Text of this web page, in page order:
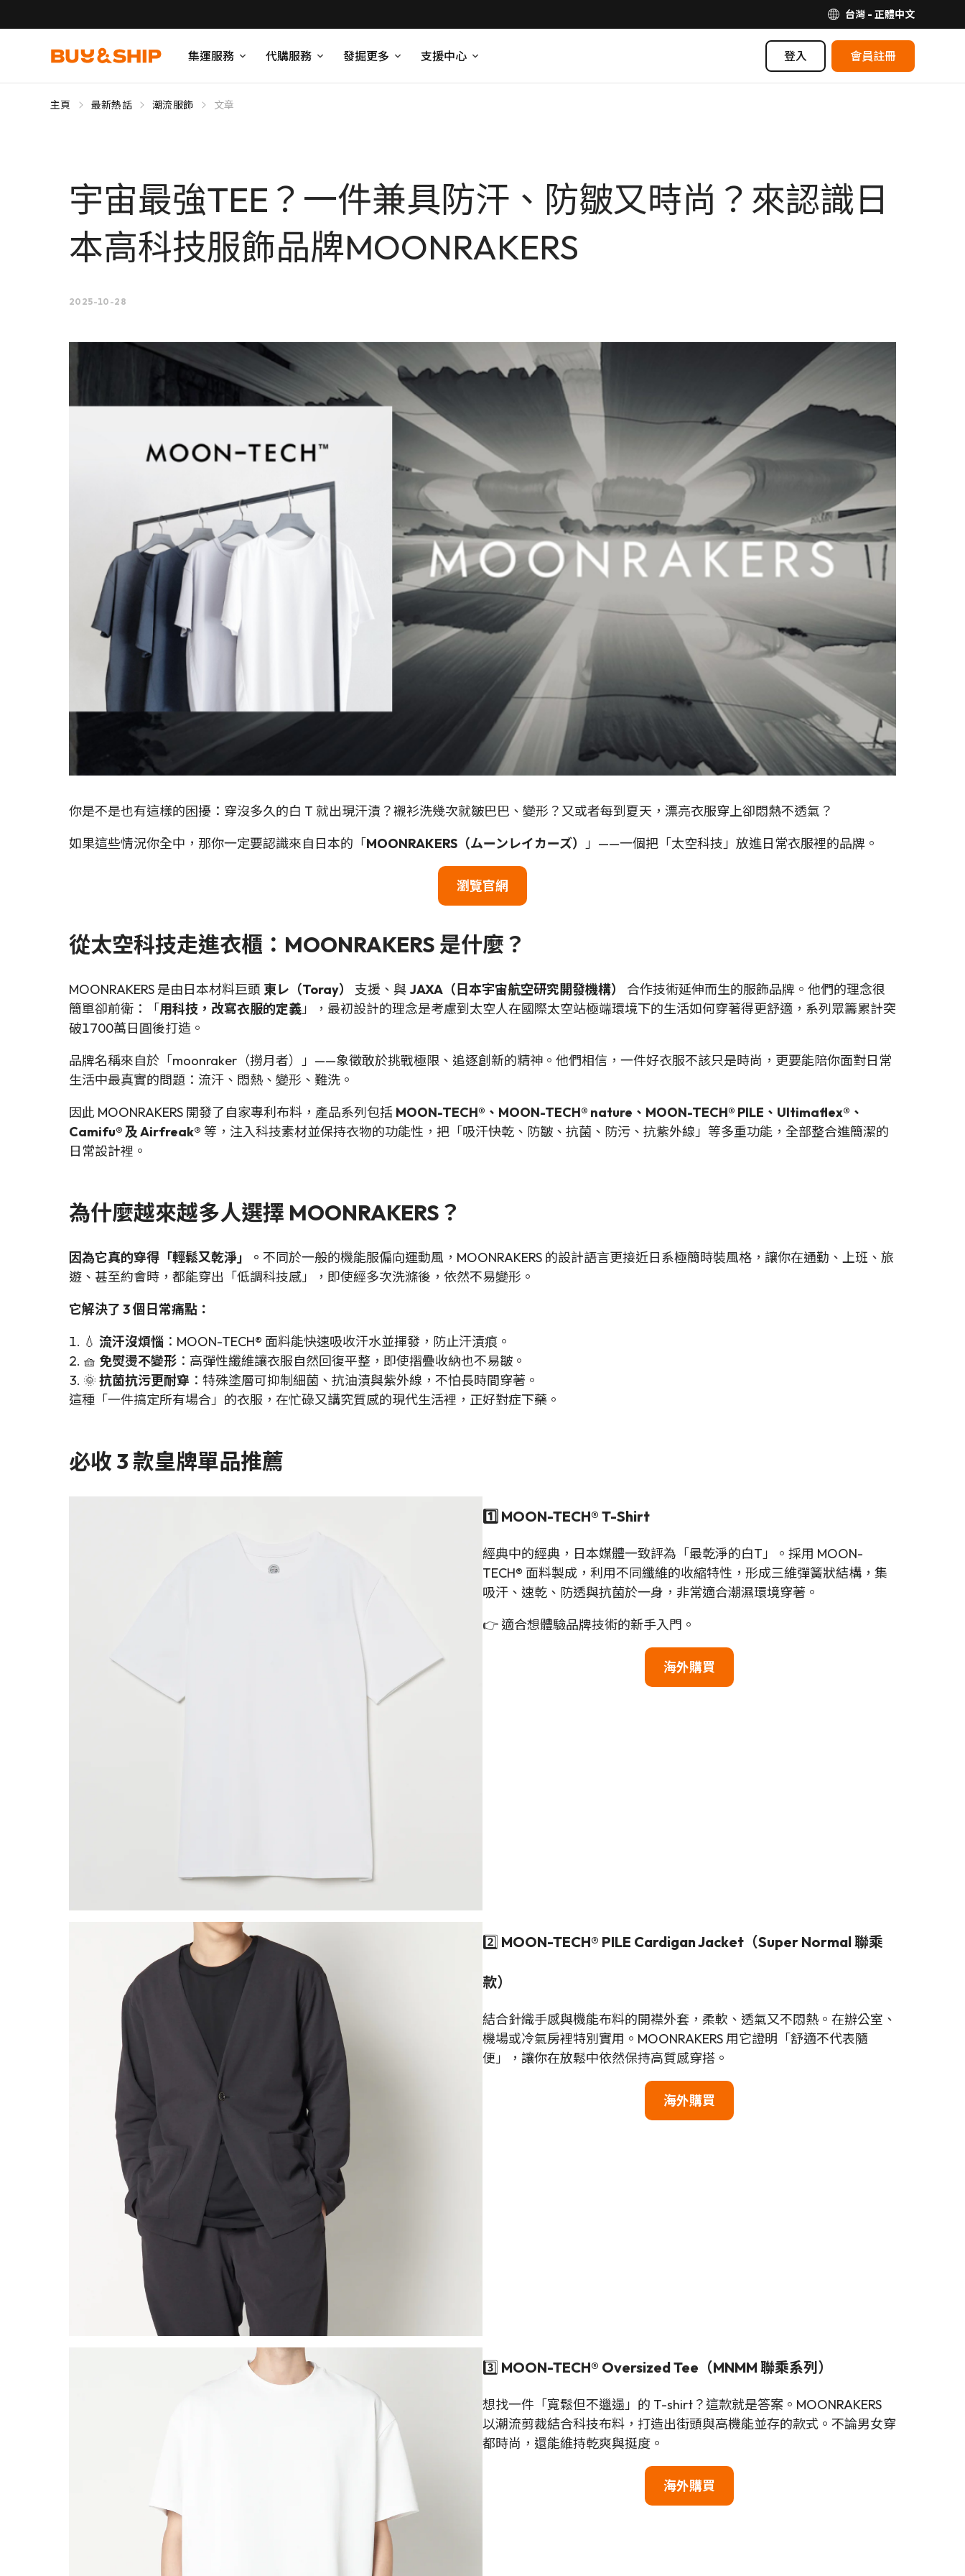
台灣 - 正體中文
集運服務 代購服務 發掘更多 支援中心 登入 會員註冊
主頁 最新熱話 潮流服飾 文章
宇宙最強TEE？一件兼具防汗、防皺又時尚？來認識日
本高科技服飾品牌MOONRAKERS
2025-10-28
你是不是也有這樣的困擾：穿沒多久的白 T 就出現汗漬？襯衫洗幾次就皺巴巴、變形？又或者每到夏天，漂亮衣服穿上卻悶熱不透氣？
如果這些情況你全中，那你一定要認識來自日本的「MOONRAKERS（ムーンレイカーズ） 」——一個把「太空科技」放進日常衣服裡的品牌。
瀏覽官網
從太空科技走進衣櫃：MOONRAKERS 是什麼？
MOONRAKERS 是由日本材料巨頭 東レ（Toray） 支援、與JAXA（日本宇宙航空研究開發機構）
合作技術延伸而生的服飾品牌。他們的理念很
簡單卻前衛：「用科技，改寫衣服的定義」，最初設計的理念是考慮到太空人在國際太空站極端環境下的生活如何穿著得更舒適，系列眾籌累計突
破1700萬日圓後打造。
品牌名稱來自於「moonraker（撈月者）」——象徵敢於挑戰極限、追逐創新的精神。他們相信，一件好衣服不該只是時尚，更要能陪你面對日常
生活中最真實的問題：流汗、悶熱、變形、難洗。
因此 MOONRAKERS 開發了自家專利布料，產品系列包括 MOON-TECH®、MOON-TECH® nature、MOON-TECH® PILE、Ultimaflex®、
Camifu® 及 Airfreak® 等，注入科技素材並保持衣物的功能性，把「吸汗快乾、防皺、抗菌、防污、抗紫外線」等多重功能，全部整合進簡潔的
日常設計裡。
為什麼越來越多人選擇 MOONRAKERS？
因為它真的穿得「輕鬆又乾淨」。 不同於一般的機能服偏向運動風，MOONRAKERS 的設計語言更接近日系極簡時裝風格，讓你在通勤、上班、旅
遊、甚至約會時，都能穿出「低調科技感」，即使經多次洗滌後，依然不易變形。
它解決了 3 個日常痛點：
💧 流汗沒煩惱 ：MOON-TECH® 面料能快速吸收汗水並揮發，防止汗漬痕。
🧺 免熨燙不變形 ：高彈性纖維讓衣服自然回復平整，即使摺疊收納也不易皺。
🌞 抗菌抗污更耐穿 ：特殊塗層可抑制細菌、抗油漬與紫外線，不怕長時間穿著。
這種「一件搞定所有場合」的衣服，在忙碌又講究質感的現代生活裡，正好對症下藥。
必收 3 款皇牌單品推薦
1️⃣ MOON-TECH® T-Shirt
經典中的經典，日本媒體一致評為「最乾淨的白T」。採用 MOON-
TECH® 面料製成，利用不同纖維的收縮特性，形成三維彈簧狀結構，集
吸汗、速乾、防透與抗菌於一身，非常適合潮濕環境穿著。
👉 適合想體驗品牌技術的新手入門。
海外購買
2️⃣ MOON-TECH® PILE Cardigan Jacket（Super Normal 聯乘
款）
結合針織手感與機能布料的開襟外套，柔軟、透氣又不悶熱。在辦公室、
機場或冷氣房裡特別實用。MOONRAKERS 用它證明「舒適不代表隨
便」，讓你在放鬆中依然保持高質感穿搭。
海外購買
3️⃣ MOON-TECH® Oversized Tee（MNMM 聯乘系列）
想找一件「寬鬆但不邋遢」的 T-shirt？這款就是答案。MOONRAKERS
以潮流剪裁結合科技布料，打造出街頭與高機能並存的款式。不論男女穿
都時尚，還能維持乾爽與挺度。
海外購買